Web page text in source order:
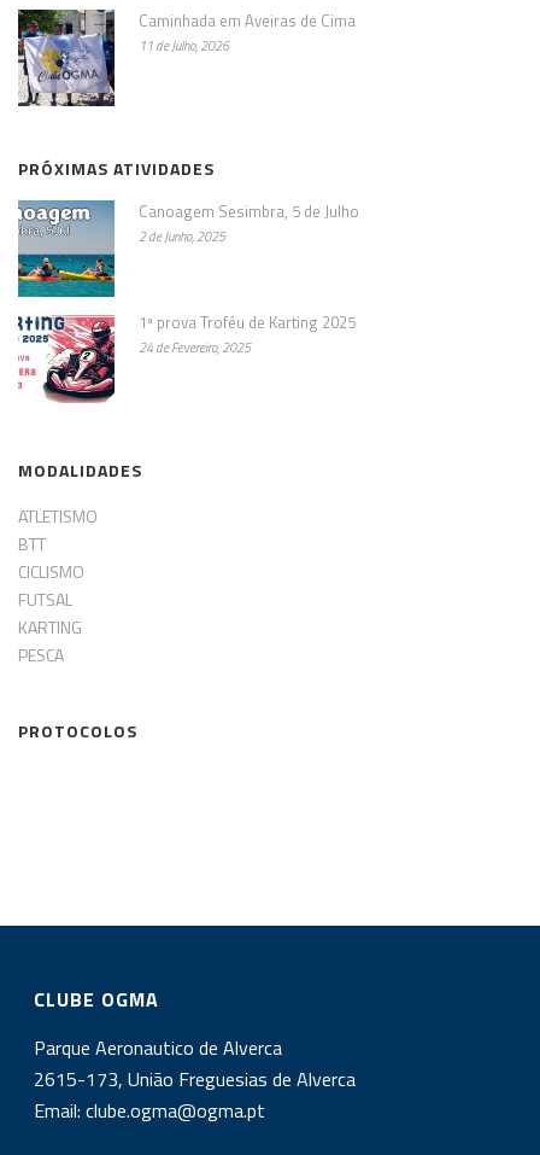
Caminhada em Aveiras de Cima
11 de Julho, 2026
PRÓXIMAS ATIVIDADES
Canoagem Sesimbra, 5 de Julho
2 de Junho, 2025
1ª prova Troféu de Karting 2025
24 de Fevereiro, 2025
MODALIDADES
ATLETISMO
BTT
CICLISMO
FUTSAL
KARTING
PESCA
PROTOCOLOS
CLUBE OGMA
Parque Aeronautico de Alverca
2615-173, União Freguesias de Alverca
Email:clube.ogma@ogma.pt